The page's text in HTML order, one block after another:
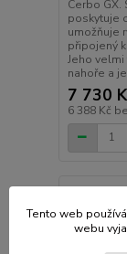
Cerbo
poskytuje
umožňuje
připojený
Jeho
nahoře a
7 730
6 388 Kč
Tento web
webu